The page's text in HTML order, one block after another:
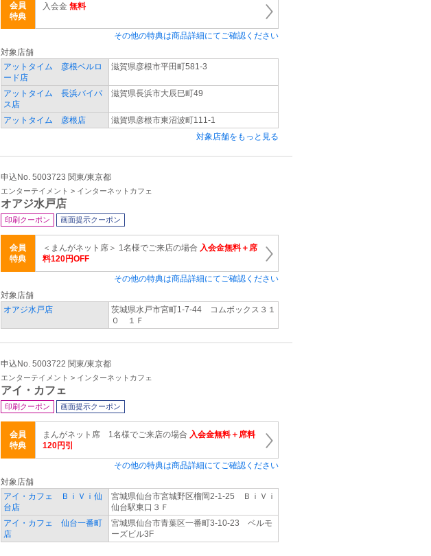
会員
特典
入会金 無料
その他の特典は商品詳細にてご確認ください
対象店舗
アットタイム 彦根ベルロ
ード店
滋賀県彦根市平田町581-3
アットタイム 長浜バイパ
ス店
滋賀県長浜市大辰巳町49
アットタイム 彦根店
滋賀県彦根市東沼波町111-1
対象店舗をもっと見る
申込No. 5003723 関東/東京都
エンターテイメント > インターネットカフェ
オアジ水戸店
印刷クーポン 画面提示クーポン
会員
特典
＜まんがネット席＞ 1名様でご来店の場合 入会金無料＋席
料120円OFF
その他の特典は商品詳細にてご確認ください
対象店舗
オアジ水戸店
茨城県水戸市宮町1‐7‐44 コムボックス３１
０ １Ｆ
申込No. 5003722 関東/東京都
エンターテイメント > インターネットカフェ
アイ・カフェ
印刷クーポン 画面提示クーポン
会員
特典
まんがネット席 1名様でご来店の場合 入会金無料＋席料
120円引
その他の特典は商品詳細にてご確認ください
対象店舗
アイ・カフェ ＢｉＶｉ仙
台店
宮城県仙台市宮城野区榴岡2‐1‐25 ＢｉＶｉ
仙台駅東口３Ｆ
アイ・カフェ 仙台一番町
店
宮城県仙台市青葉区一番町3-10-23 ベルモ
ーズビル3F